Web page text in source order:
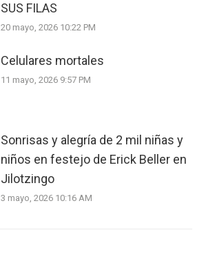
SUS FILAS
20 mayo, 2026 10:22 PM
Celulares mortales
11 mayo, 2026 9:57 PM
Sonrisas y alegría de 2 mil niñas y
niños en festejo de Erick Beller en
Jilotzingo
3 mayo, 2026 10:16 AM